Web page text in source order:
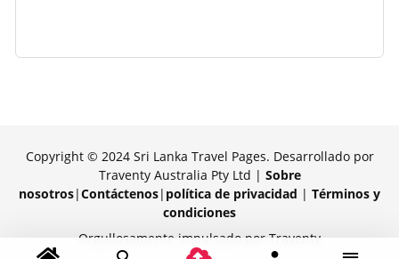
Copyright © 2024 Sri Lanka Travel Pages. Desarrollado por
Traventy Australia Pty Ltd | Sobre
nosotros|Contáctenos| política de privacidad | Términos y
condiciones
Orgullosamente impulsado por Traventy